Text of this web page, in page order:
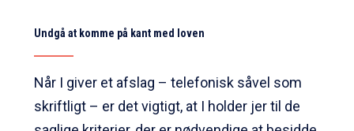
Undgå at komme på kant med loven
Når I giver et afslag – telefonisk såvel som
skriftligt – er det vigtigt, at I holder jer til de